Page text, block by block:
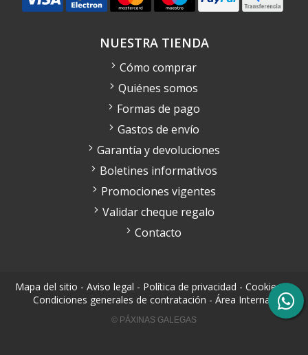
NUESTRA TIENDA
Cómo comprar
Quiénes somos
Formas de pago
Gastos de envío
Garantía y devoluciones
Boletines informativos
Promociones vigentes
Validar cheque regalo
Contacto
Mapa del sitio - Aviso legal - Política de privacidad - Cookies-
Condiciones generales de contratación - Área Interna
© PÁXINAS GALEGAS